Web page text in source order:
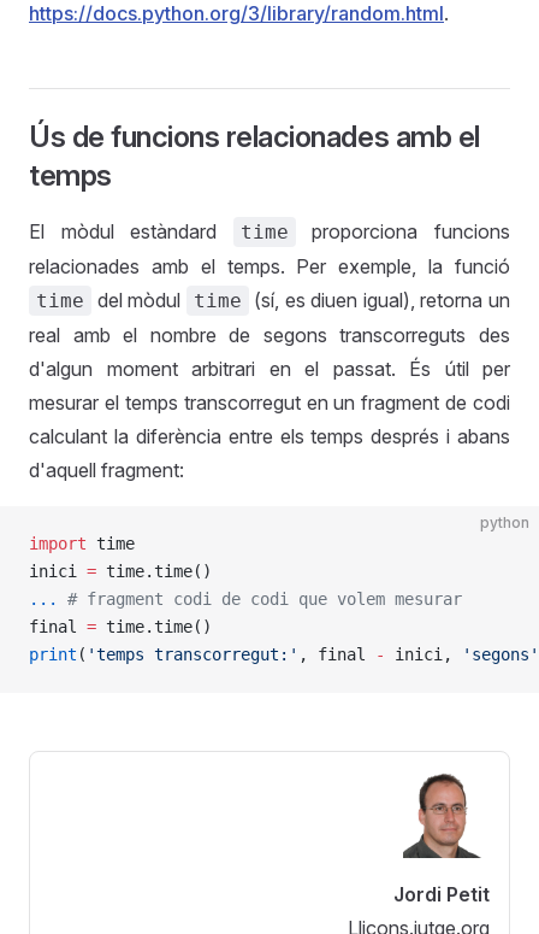
https://docs.python.org/3/library/random.html.
Ús de funcions relacionades amb el
temps
El mòdul estàndard time
proporciona funcions
relacionades amb el temps. Per exemple, la funció
time del mòdul time
(sí, es diuen igual), retorna un
real amb el nombre de segons transcorreguts des
d'algun moment arbitrari en el passat. És útil per
mesurar el temps transcorregut en un fragment de codi
calculant la diferència entre els temps després i abans
d'aquell fragment:
python
import time
inici = time.time()
...
# fragment codi de codi que volem mesurar
final = time.time()
print ( 'temps transcorregut:' , final - inici, 'segons'
Jordi Petit
Lliçons.jutge.org